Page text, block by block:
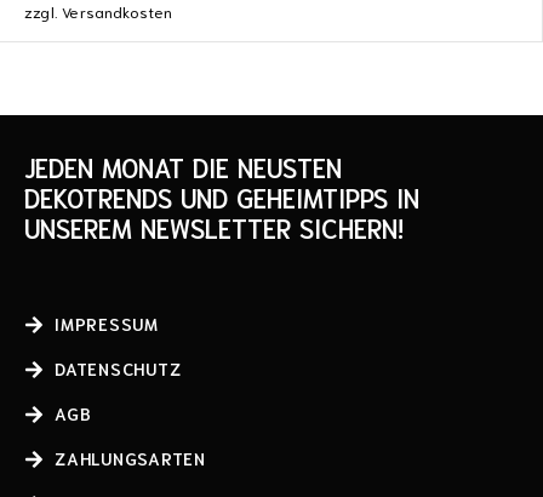
zzgl.Versandkosten
JEDEN MONAT DIE NEUSTEN
DEKOTRENDS UND GEHEIMTIPPS IN
UNSEREM NEWSLETTER SICHERN!
IMPRESSUM
DATENSCHUTZ
AGB
ZAHLUNGSARTEN